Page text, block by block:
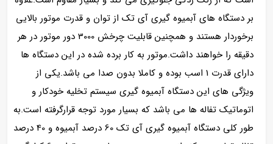
بر دستگاه های آبمیوه گیری آی تک از توان و قدرت موتور بالایی
برخوردار هستند و همچنین قابلیت چرخش 3000 دور موتور در هر
دقیقه را خواهند داشت.موتور به کار برده شده در این دستگاه ها
دارای قدرت 1 اسب بوده و کاملا بدون صدا می باشد.یکی از
ویژگی های این دستگاه آبمیوه گیری سیستم تخلیه خودکار و
اتوماتیک تفاله ها می باشد که بسیار مورد توجه قرارگرفته است.به
طور کلی دستگاه آبمیوه گیری آی تک 60 درصد آبمیوه و 40 درصد